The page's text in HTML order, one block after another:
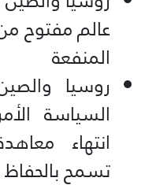
عالم مفتوح
المنفعة
روسيا
السياسة
انتهاء
تسمح